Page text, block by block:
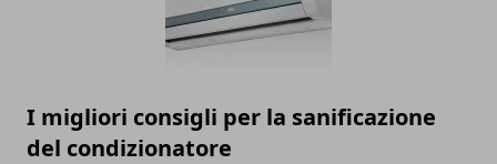
I migliori consigli per la sanificazione
del condizionatore